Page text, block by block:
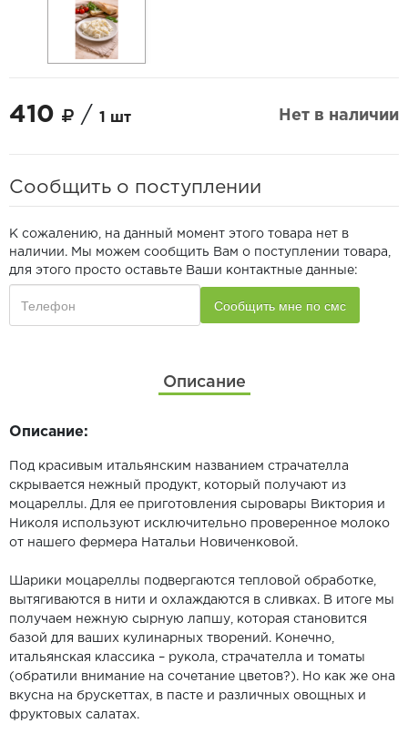
410 / 1 шт Нет в наличии
Сообщить о поступлении
К сожалению, на данный момент этого товара нет в
наличии. Мы можем сообщить Вам о поступлении товара,
для этого просто оставьте Ваши контактные данные:
Описание
Описание:
Под красивым итальянским названием страчателла
скрывается нежный продукт, который получают из
моцареллы. Для ее приготовления сыровары Виктория и
Николя используют исключительно проверенное молоко
от нашего фермера Натальи Новиченковой.
Шарики моцареллы подвергаются тепловой обработке,
вытягиваются в нити и охлаждаются в сливках. В итоге мы
получаем нежную сырную лапшу, которая становится
базой для ваших кулинарных творений. Конечно,
итальянская классика – рукола, страчателла и томаты
(обратили внимание на сочетание цветов?). Но как же она
вкусна на брускеттах, в пасте и различных овощных и
фруктовых салатах.